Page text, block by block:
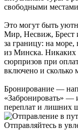
свободными
Это могут быть
Мир, Несвиж, Брест
за границу: на
из Минска. Никаких
сюрпризов при
включено и сколько
Бронирование —
«Забронировать» —
переплат и лишних
Отправляйтесь в